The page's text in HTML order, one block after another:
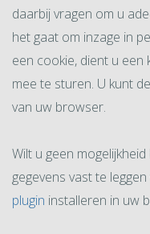
daarbij vragen om u
het gaat om inzage in
een cookie, dient u een
mee te sturen. U kunt
van uw browser.
Wilt u geen
gegevens vast te
plugin installeren in uw